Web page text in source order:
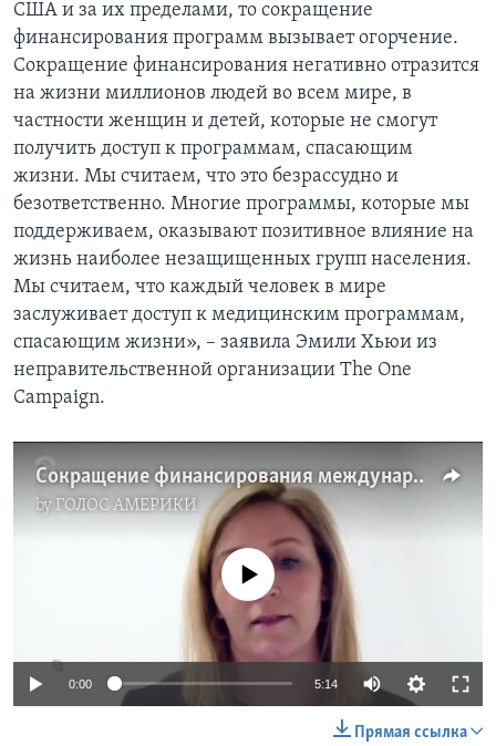
США и за их пределами, то сокращение
финансирования программ вызывает огорчение.
Сокращение финансирования негативно отразится
на жизни миллионов людей во всем мире, в
частности женщин и детей, которые не смогут
получить доступ к программам, спасающим
жизни. Мы считаем, что это безрассудно и
безответственно. Многие программы, которые мы
поддерживаем, оказывают позитивное влияние на
жизнь наиболее незащищенных групп населения.
Мы считаем, что каждый человек в мире
заслуживает доступ к медицинским программам,
спасающим жизни», – заявила Эмили Хьюи из
неправительственной организации The One
Campaign.
Сокращение финансирования международной помощи США негативно отразится на жизни миллионов людей
byГОЛОС АМЕРИКИ
No media source currently available
0:00 5:14
Прямая ссылка